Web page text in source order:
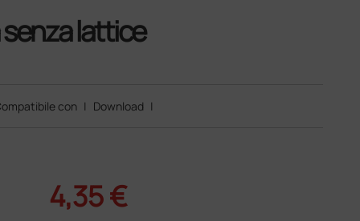
lattice
con | Download |
4,35 €